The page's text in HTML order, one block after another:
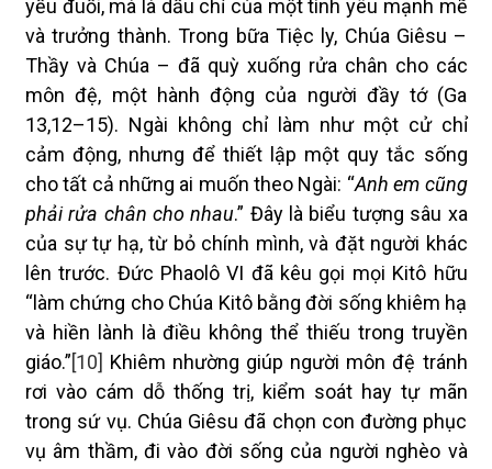
yếu đuối, mà là dấu chỉ của một tình yêu mạnh mẽ
và trưởng thành. Trong bữa Tiệc ly, Chúa Giêsu –
Thầy và Chúa – đã quỳ xuống rửa chân cho các
môn đệ, một hành động của người đầy tớ (Ga
13,12–15). Ngài không chỉ làm như một cử chỉ
cảm động, nhưng để thiết lập một quy tắc sống
cho tất cả những ai muốn theo Ngài: “Anh em cũng
phải rửa chân cho nhau.” Đây là biểu tượng sâu xa
của sự tự hạ, từ bỏ chính mình, và đặt người khác
lên trước. Đức Phaolô VI đã kêu gọi mọi Kitô hữu
“làm chứng cho Chúa Kitô bằng đời sống khiêm hạ
và hiền lành là điều không thể thiếu trong truyền
giáo.”[10] Khiêm nhường giúp người môn đệ tránh
rơi vào cám dỗ thống trị, kiểm soát hay tự mãn
trong sứ vụ. Chúa Giêsu đã chọn con đường phục
vụ âm thầm, đi vào đời sống của người nghèo và